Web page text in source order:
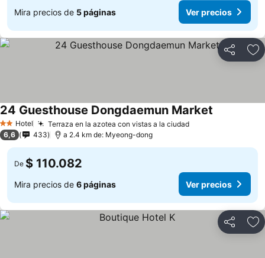
Mira precios de 5 páginas Ver precios
Compartir
2 Estrellas
Hotel Terraza en la azotea con vistas a la ciudad
24 Guesthouse Dongdaemun Market
6,6 433 a 2.4 km de: Myeong-dong
De $ 110.082
Mira precios de 6 páginas Ver precios
Compartir